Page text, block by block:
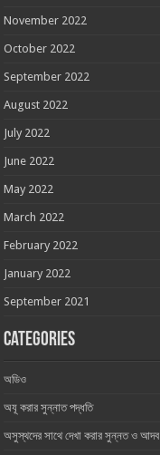
November 2022
October 2022
September 2022
August 2022
July 2022
June 2022
May 2022
March 2022
February 2022
January 2022
September 2021
Categories
অডিও
অযূ করার সুন্নাত পদ্ধতি
অসুস্থদের সাথে দেখা করার সুন্নত ও আদব